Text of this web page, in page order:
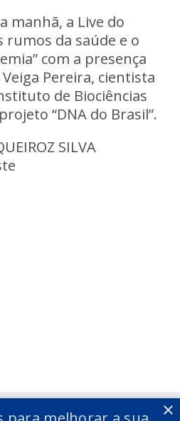
manhã, a Live do
rumos da saúde e o
com a presença
Pereira, cientista
de Biociências
“DNA do Brasil”.
SILVA
×